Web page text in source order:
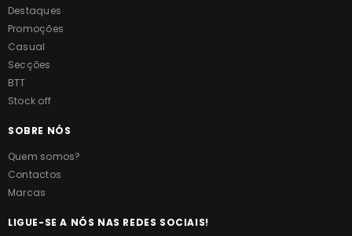
Destaques
Promoções
Casual
Secções
BTT
Stock off
SOBRE NÓS
Quem somos?
Contactos
Marcas
LIGUE-SE A NÓS NAS REDES SOCIAIS!